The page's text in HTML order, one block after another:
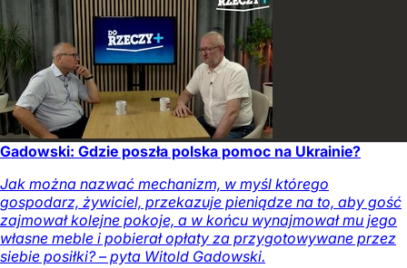
Gadowski: Gdzie poszła polska pomoc na Ukrainie?
Jak można nazwać mechanizm, w myśl którego
gospodarz, żywiciel, przekazuje pieniądze na to, aby gość
zajmował kolejne pokoje, a w końcu wynajmował mu jego
własne meble i pobierał opłaty za przygotowywane przez
siebie posiłki? – pyta Witold Gadowski.